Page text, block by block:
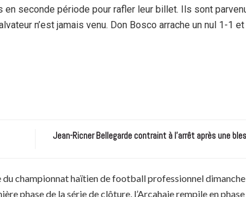
seconde période pour rafler leur billet. Ils sont
n’est jamais venu. Don Bosco arrache un nul 1-1
Jean-Ricner Bellegarde contraint à l’arrêt après une
championnat haïtien de football professionnel
phase de la série de clôture, l’Arcahaie rempile en